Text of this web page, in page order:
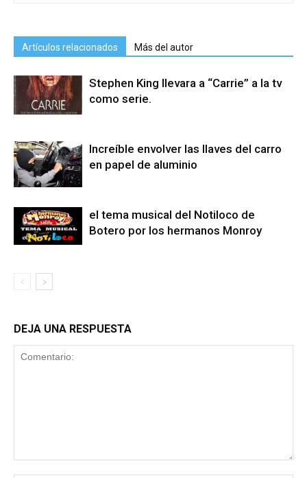
Artículos relacionados Más del autor
Stephen King llevara a “Carrie” a la tv
como serie.
Increíble envolver las llaves del carro
en papel de aluminio
el tema musical del Notiloco de
Botero por los hermanos Monroy
DEJA UNA RESPUESTA